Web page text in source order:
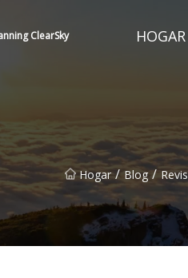
ClearSky HOGAR
Hogar / Blog /